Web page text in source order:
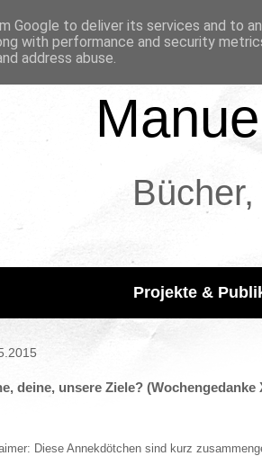
Projekte &
deine, unsere Ziele? (Wochengedanke
Diese Annekdötchen sind kurz
Google to deliver its services and to
with performance and security
address abuse.